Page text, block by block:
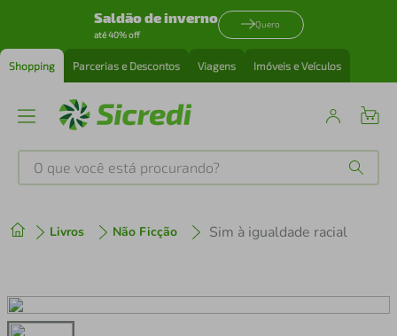
Saldão de inverno
até 40% off
Quero
Shopping Parcerias e Descontos Viagens Imóveis e Veículos
O que você está procurando?
Livros Não Ficção Sim à igualdade racial
2º cafeteira